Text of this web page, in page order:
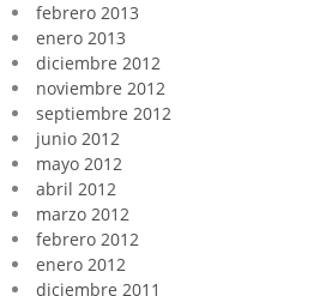
febrero 2013
enero 2013
diciembre 2012
noviembre 2012
septiembre 2012
junio 2012
mayo 2012
abril 2012
marzo 2012
febrero 2012
enero 2012
diciembre 2011